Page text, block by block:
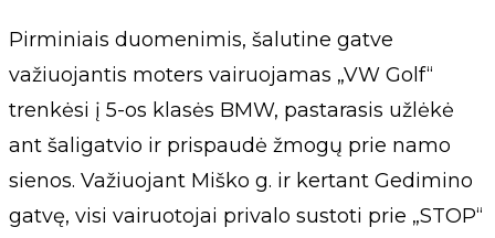
Pirminiais duomenimis, šalutine gatve
važiuojantis moters vairuojamas „VW Golf“
trenkėsi į 5-os klasės BMW, pastarasis užlėkė
ant šaligatvio ir prispaudė žmogų prie namo
sienos. Važiuojant Miško g. ir kertant Gedimino
gatvę, visi vairuotojai privalo sustoti prie „STOP“